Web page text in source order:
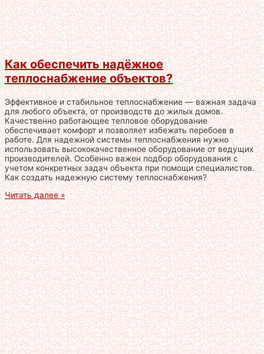
Как обеспечить надёжное
теплоснабжение объектов?
Эффективное и стабильное теплоснабжение — важная задача
для любого объекта, от производств до жилых домов.
Качественно работающее тепловое оборудование
обеспечивает комфорт и позволяет избежать перебоев в
работе. Для надежной системы теплоснабжения нужно
использовать высококачественное оборудование от ведущих
производителей. Особенно важен подбор оборудования с
учетом конкретных задач объекта при помощи специалистов.
Как создать надежную систему теплоснабжения?
Читать далее »